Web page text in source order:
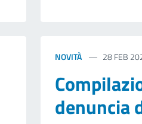
NOVITÀ 28 FEB
denuncia